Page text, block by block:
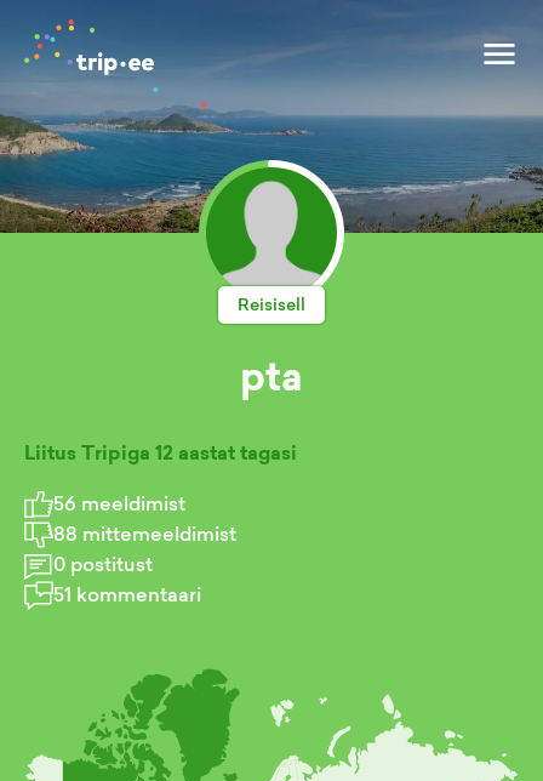
Reisisell
pta
Liitus Tripiga 12 aastat tagasi
56 meeldimist
88 mittemeeldimist
0 postitust
51 kommentaari